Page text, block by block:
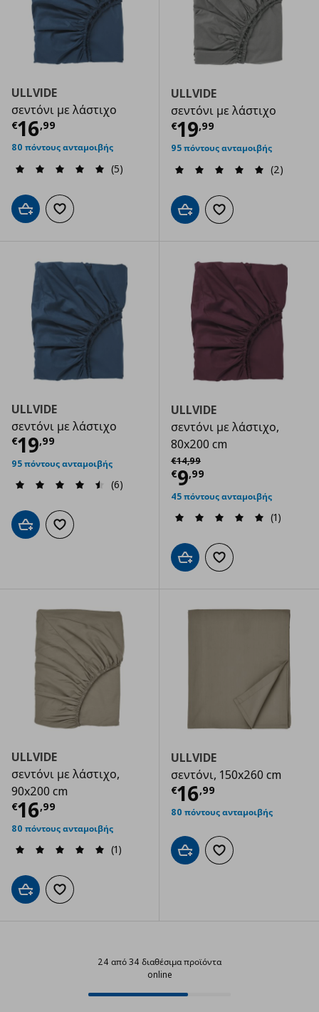
ULLVIDE
σεντόνι με λάστιχο
€16,99
Τρέχουσα τιμή € 16,99
80 πόντους ανταμοιβής
(5)
Προσθήκη στο καλάθι
Προσθήκη στα αγαπημένα
ULLVIDE
σεντόνι με λάστιχο
€19,99
Τρέχουσα
95 πόντους ανταμοιβής
(2)
Προσθήκη στο καλάθι
Προσθήκη στα
ULLVIDE
σεντόνι με λάστιχο
€19,99
Τρέχουσα τιμή € 19,99
95 πόντους ανταμοιβής
(6)
Προσθήκη στο καλάθι
Προσθήκη στα αγαπημένα
ULLVIDE
σεντόνι με λάστιχο,
80x200 cm
€14,99
Αρχική τιμή
€9,99
Τρέχουσα
45 πόντους ανταμοιβής
(1)
Προσθήκη στο καλάθι
Προσθήκη στα
ULLVIDE
σεντόνι με λάστιχο,
90x200 cm
€16,99
Τρέχουσα τιμή € 16,99
80 πόντους ανταμοιβής
(1)
Προσθήκη στο καλάθι
Προσθήκη στα αγαπημένα
ULLVIDE
σεντόνι, 150x260 cm
€16,99
Τρέχουσα
80 πόντους ανταμοιβής
Προσθήκη στο καλάθι
Προσθήκη στα
24 από 34 διαθέσιμα προϊόντα
online
24 από 34 διαθέσιμα προϊόντα
Progress: